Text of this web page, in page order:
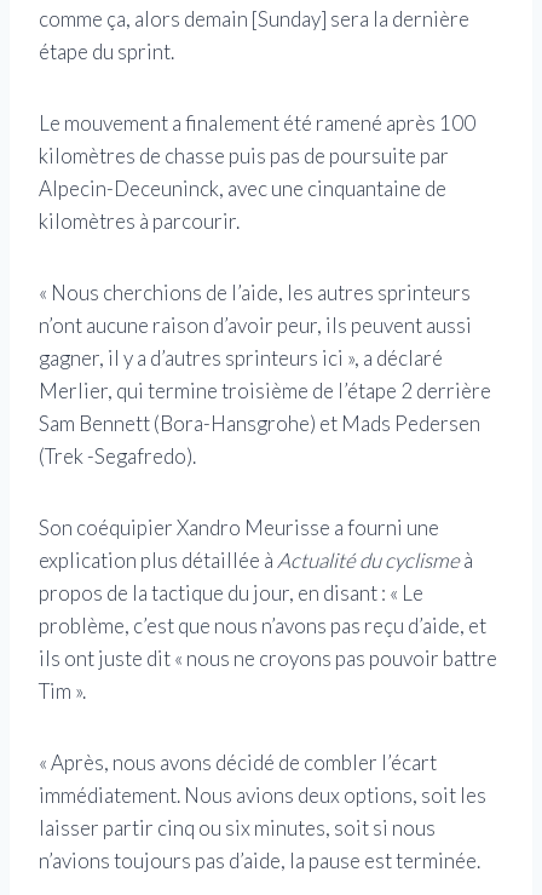
comme ça, alors demain [Sunday] sera la dernière
étape du sprint.
Le mouvement a finalement été ramené après 100
kilomètres de chasse puis pas de poursuite par
Alpecin-Deceuninck, avec une cinquantaine de
kilomètres à parcourir.
« Nous cherchions de l’aide, les autres sprinteurs
n’ont aucune raison d’avoir peur, ils peuvent aussi
gagner, il y a d’autres sprinteurs ici », a déclaré
Merlier, qui termine troisième de l’étape 2 derrière
Sam Bennett (Bora-Hansgrohe) et Mads Pedersen
(Trek -Segafredo).
Son coéquipier Xandro Meurisse a fourni une
explication plus détaillée à Actualité du cyclismeà
propos de la tactique du jour, en disant : « Le
problème, c’est que nous n’avons pas reçu d’aide, et
ils ont juste dit « nous ne croyons pas pouvoir battre
Tim ».
« Après, nous avons décidé de combler l’écart
immédiatement. Nous avions deux options, soit les
laisser partir cinq ou six minutes, soit si nous
n’avions toujours pas d’aide, la pause est terminée.